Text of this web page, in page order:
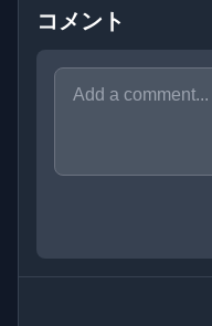
コメント